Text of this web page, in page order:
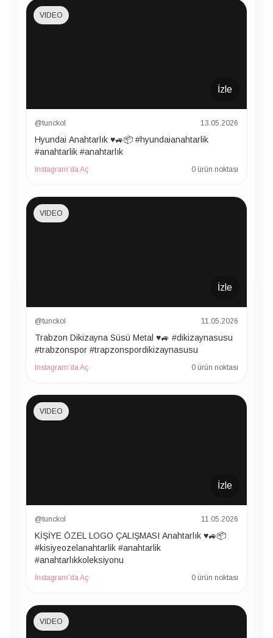
İzle
VIDEO
@tunckol 13.05.2026
Hyundai Anahtarlık ♥️🚙📦 #hyundaianahtarlik
#anahtarlik #anahtarlık
Instagram’da Aç 0 ürün noktası
İzle
VIDEO
@tunckol 11.05.2026
Trabzon Dikizayna Süsü Metal ♥️🚙 #dikizaynasusu
#trabzonspor #trapzonspordikizaynasusu
Instagram’da Aç 0 ürün noktası
İzle
VIDEO
@tunckol 11.05.2026
KİŞİYE ÖZEL LOGO ÇALIŞMASI Anahtarlık ♥️🚙📦
#kisiyeozelanahtarlik #anahtarlik
#anahtarlıkkoleksiyonu
Instagram’da Aç 0 ürün noktası
VIDEO